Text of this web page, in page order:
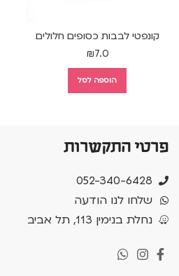
קונפטי לבבות כסופים חלולים
₪7.0
הוספה לסל
פרטי התקשרות
052-340-6428
שלחו לנו הודעה
נחלת בנימין 113, תל אביב